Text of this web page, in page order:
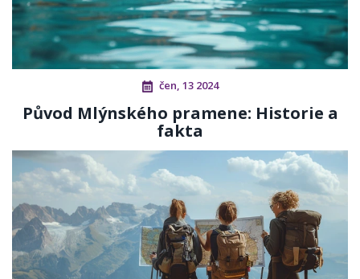
čen, 13 2024
Původ Mlýnského pramene: Historie a
fakta